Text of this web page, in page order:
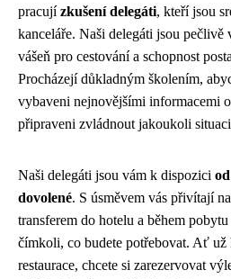
pracujízkušení delegáti, kteří jsou
kanceláře. Naši delegáti jsou pečlivě
vášeň pro cestování a schopnost
Procházejí důkladným školením,
vybaveni nejnovějšími informacemi
připraveni zvládnout jakoukoli
Naši delegáti jsou vám k dispozici
dovolené. S úsměvem vás přivítají
transferem do hotelu a během
čímkoli, co budete potřebovat. Ať už
restaurace, chcete si zarezervovat